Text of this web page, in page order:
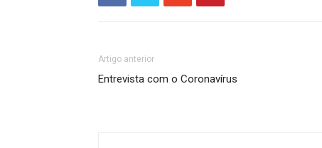
Artigo anterior
Entrevista com o Coronavírus